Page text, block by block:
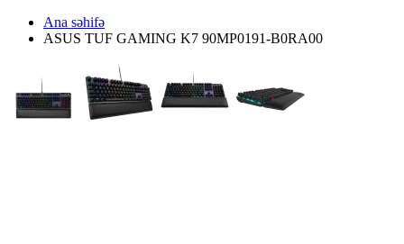
Ana səhifə
ASUS TUF GAMING K7 90MP0191-B0RA00